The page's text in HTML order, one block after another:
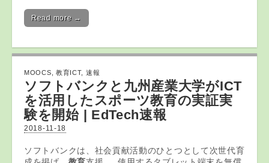
Read more →
MOOCS 教育ICT, 速報
ソフトバンクと九州産業大学がICT
を活用したスポーツ教育の実証実
験を開始 | EdTech速報
2018-11-18
ソフトバンクは、社会貢献活動のひとつとして次世代育